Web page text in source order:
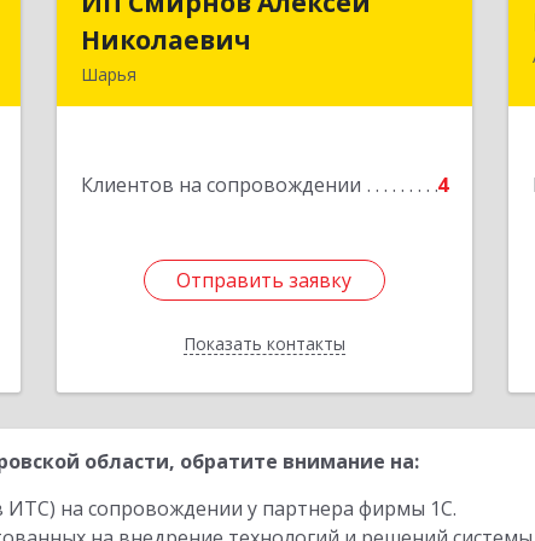
Николаевич
Шарья
Клиентов на сопровождении 4
Отправить заявку
Показать контакты
Отправить заявку
Назад
области, обратите внимание на:
ИТС) на сопровождении у партнера фирмы 1С.